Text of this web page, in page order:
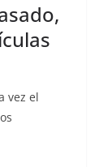
vez el